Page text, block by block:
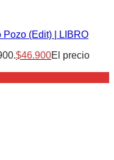
(Edit) | LIBRO
$46.900El precio